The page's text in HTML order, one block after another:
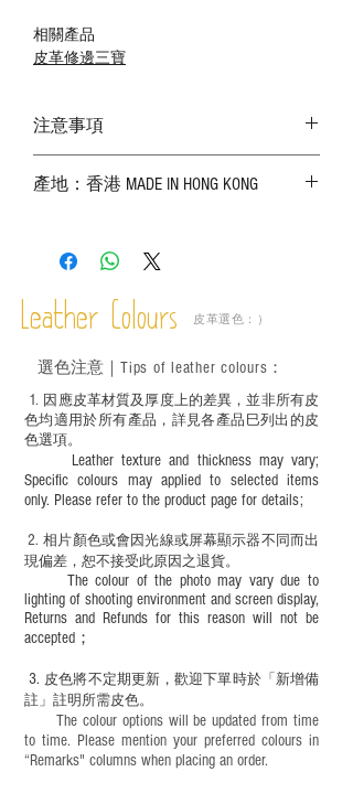
相關產品
皮革修邊三寶
注意事項
實物為準；
－ 植鞣皮革容易受環境、使用程度等產生
成後定期在皮面塗上皮革專用清潔劑及貂
鼠油等；
適合六歲以下兒童使用；六至十二歲兒童
必須由成年人陪同下使用並應小心處理。
產地：香港 MADE IN HONG KONG
Leather Colours 皮革選色：）
1. ​ 因應皮革材質及厚度上的差異，並非所有皮
色均適用於所有產品，詳見各產品巳列出的皮
色選項。
Leather texture and thickness may vary;
Specific colours may applied to selected items
only. Please refer to the product page for details;
​2.相片顏色或會因光線或屏幕顯示器不同而出
現偏差，恕不接受此原因之退貨。
The colour of the photo may vary due to
lighting of shooting environment and screen display,
Returns and Refunds for this reason will not be
accepted；
3. 皮色將不定期更新，歡迎下單時於「新增備
註」註明 所需皮色。
The colour options will be updated from time
to time. Please mention your preferred colours in
“Remarks" columns when placing an order.
選色注意｜ Tips of leather colours ：